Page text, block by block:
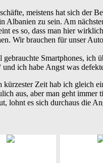
meistens hat sich der
Albanien zu sein. Am
es so, dass man hier
Wir brauchen für unser
Smartphones,
ich habe Angst was
Zeit hab ich gleich
aus, aber man geht
lohnt es sich durchaus die